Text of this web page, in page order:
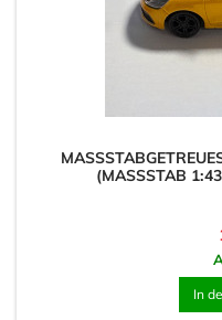
MASSSTAB 1:43,
In